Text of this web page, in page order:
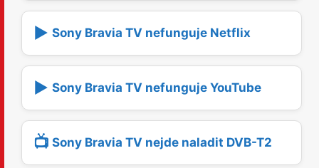
▶️ Sony Bravia TV nefunguje Netflix
▶️ Sony Bravia TV nefunguje YouTube
📺 Sony Bravia TV nejde naladit DVB-T2